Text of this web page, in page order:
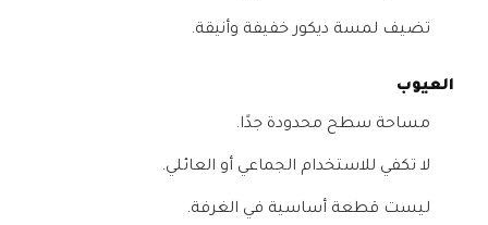
تضيف لمسة ديكور خفيفة وأنيقة.
العيوب
مساحة سطح محدودة جدًا.
لا تكفي للاستخدام الجماعي أو العائلي.
ليست قطعة أساسية في الغرفة.